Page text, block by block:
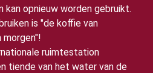
kan opnieuw worden gebruikt.
is "de koffie van
morgen"!
ruimtestation
tiende van het water van de